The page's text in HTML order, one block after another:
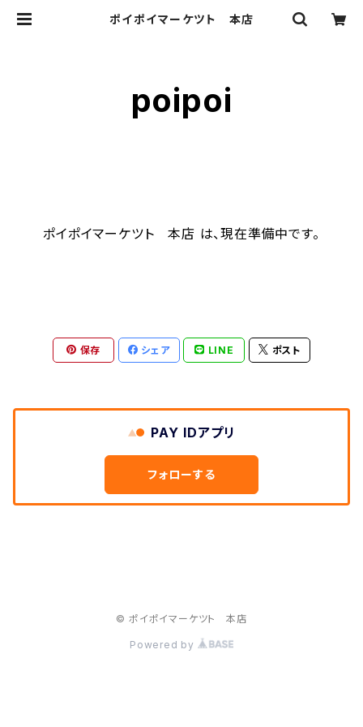
ポイポイマーケツト 本店
poipoi
ポイポイマーケツト 本店 は、現在準備中です。
保存 シェア LINE ポスト
PAY IDアプリ
フォローする
© ポイポイマーケツト 本店
Powered by